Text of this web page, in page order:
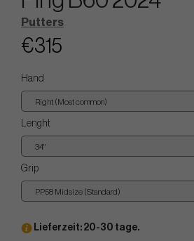
Putters
€315
Hand
Lenght
Grip
Lieferzeit: 20-30 tage.